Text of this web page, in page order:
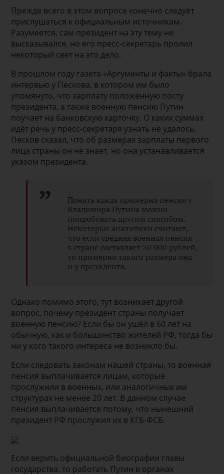
Прежде всего в этом вопросе конечно следует
прислушаться к официальным источникам.
Разумеется, сам президент на эту тему не
высказывался, но его пресс-секретарь пролил
некоторый свет на это дело.
В прошлом году газета «Аргументы и факты» брала
интервью у Пескова, в котором им было
упомянуто, что зарплату положенную посту
президента, а также военную пенсию Путин
поучает на банковскую карточку. О каких суммах
идёт речь у пресс-секретаря узнать не удалось,
Песков сказал, что об размерах зарплаты первого
лица страны он не знает, но она устанавливается
указом президента.
Понять какая примерна пенсия у
Владимира Путина можно
попробовать другим способом.
Некоторые аналитики считают,
что если средняя военная пенсия
в стране составляет 30 000 рублей,
то примерно такого размера она
и у президента.
Однако помимо этого, тут возникает другой
вопрос, почему президент страны получает
военную пенсию? Если бы он ушёл в 60 лет на
обычную, как и большинство жителей РФ, тогда бы
ни у кого такого интереса не возникло бы.
Если следовать законам нашей страны, то военная
пенсия выплачивается лицам, которые
прослужили в военных, или аналогичных им
структурах не менее 20 лет. В данном случае
пенсия выплачивается потому, что нынешний
президент РФ прослужил их в КГБ-ФСБ.
Если верить официальной биографии главы
государства, то работать Путин в органах